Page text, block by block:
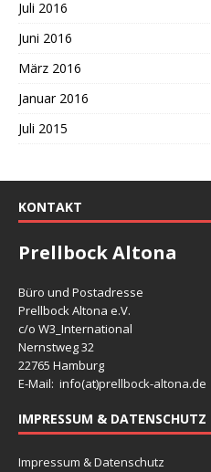
Juli 2016
Juni 2016
März 2016
Januar 2016
Juli 2015
KONTAKT
Prellbock Altona
Büro und Postadresse
Prellbock Altona e.V.
c/o W3_International
Nernstweg 32
22765 Hamburg
E-Mail: info(at)prellbock-altona.de
IMPRESSUM & DATENSCHUTZ
Impressum & Datenschutz